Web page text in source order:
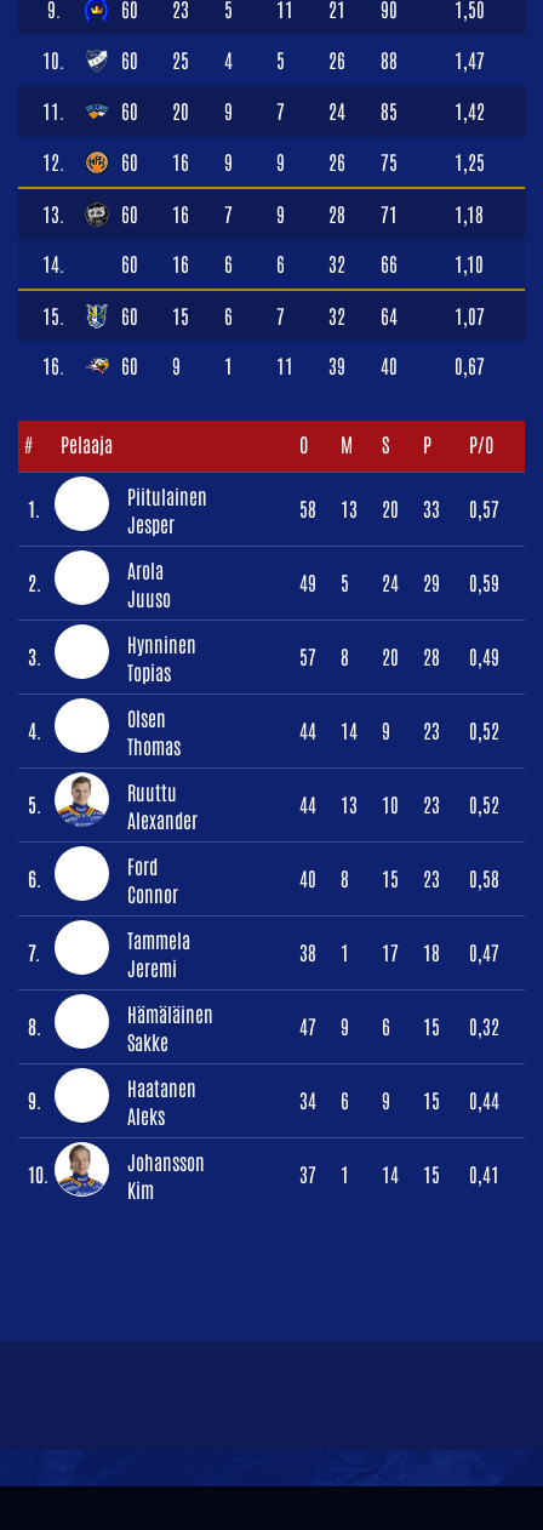
9. 60 23 5 11 21 90 1,50
10. 60 25 4 5 26 88 1,47
11. 60 20 9 7 24 85 1,42
12. 60 16 9 9 26 75 1,25
13. 60 16 7 9 28 71 1,18
14. 60 16 6 6 32 66 1,10
15. 60 15 6 7 32 64 1,07
16. 60 9 1 11 39 40 0,67
# Pelaaja O M S P P/O
1.
Piitulainen
Jesper
58 13 20 33 0,57
2.
Arola
Juuso
49 5 24 29 0,59
3.
Hynninen
Topias
57 8 20 28 0,49
4.
Olsen
Thomas
44 14 9 23 0,52
5.
Ruuttu
Alexander
44 13 10 23 0,52
6.
Ford
Connor
40 8 15 23 0,58
7.
Tammela
Jeremi
38 1 17 18 0,47
8.
Hämäläinen
Sakke
47 9 6 15 0,32
9.
Haatanen
Aleks
34 6 9 15 0,44
10.
Johansson
Kim
37 1 14 15 0,41